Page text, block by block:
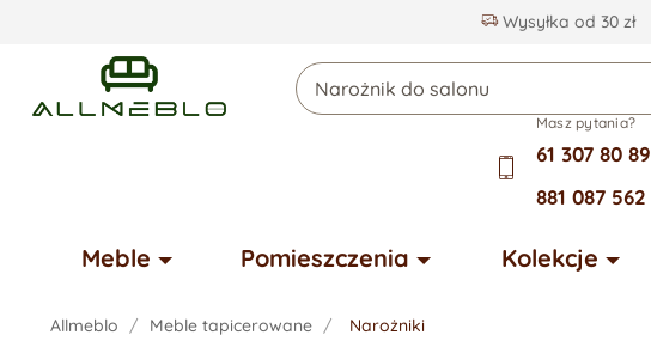
Wysyłka od 30 zł
Masz pytania?
61 307 80 89
881 087 562
Meble Pomieszczenia Kolekcje
Allmeblo Meble tapicerowane Narożniki